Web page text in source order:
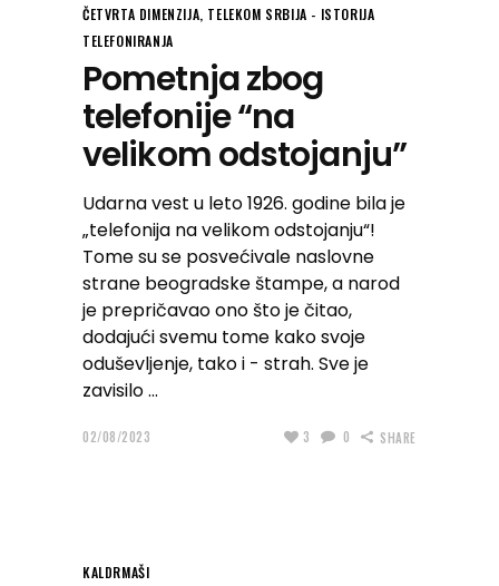
ČETVRTA DIMENZIJA, TELEKOM SRBIJA - ISTORIJA
TELEFONIRANJA
Pometnja zbog
telefonije “na
velikom odstojanju”
Udarna vest u leto 1926. godine bila je
„telefonija na velikom odstojanju“!
Tome su se posvećivale naslovne
strane beogradske štampe, a narod
je prepričavao ono što je čitao,
dodajući svemu tome kako svoje
oduševljenje, tako i - strah. Sve je
zavisilo
02/08/2023 3 0 SHARE
KALDRMAŠI